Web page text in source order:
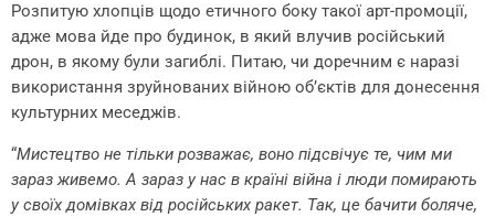
Розпитую хлопців щодо етичного боку такої арт-промоції,
адже мова йде про будинок, в який влучив російський
дрон, в якому були загиблі. Питаю, чи доречним є наразі
використання зруйнованих війною об’єктів для донесення
культурних меседжів.
“Мистецтво не тільки розважає, воно підсвічує те, чим ми
зараз живемо. А зараз у нас в країні війна і люди помирають
у своїх домівках від російських ракет. Так, це бачити боляче,